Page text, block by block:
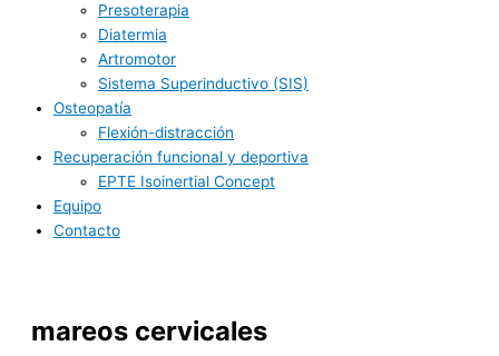
Presoterapia
Diatermia
Artromotor
Sistema Superinductivo (SIS)
Osteopatía
Flexión-distracción
Recuperación funcional y deportiva
EPTE Isoinertial Concept
Equipo
Contacto
mareos cervicales